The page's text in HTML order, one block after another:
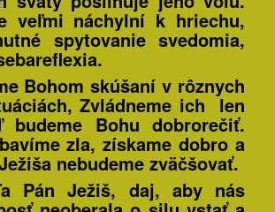
veľmi náchylní k hriechu,
spytovanie svedomia,
Bohom skúšaní v rôznych
Zvládneme ich len
budeme Bohu dobrorečiť.
zla, získame dobro a
nebudeme zväčšovať.
Pán Ježiš, daj, aby nás